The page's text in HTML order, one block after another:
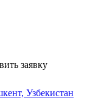
заявку